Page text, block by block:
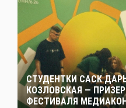
СТУДЕНТКИ САСК
КОЗЛОВСКАЯ —
ФЕСТИВАЛЯ